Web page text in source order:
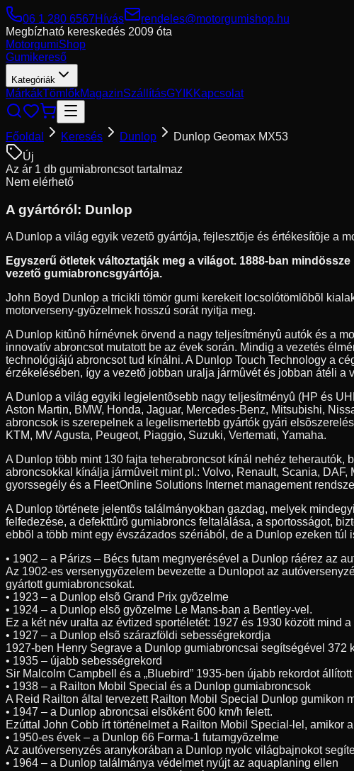
06 1 280 6567Hívás
rendeles@motorgumishop.hu
Megbízható kereskedés 2009 óta
MotorgumiShop
Gumikereső
Kategóriák
MárkákTömlőkMagazinSzállításGYIKKapcsolat
Főoldal Keresés Dunlop
Dunlop Geomax MX53
Új
Az ár 1 db gumiabroncsot tartalmaz
Nem elérhető
A gyártóról: Dunlop
A Dunlop a világ egyik vezetõ gyártója, fejlesztõje és értékesítõje a
Egyszerű ötletek változtatják meg a világot. 1888-ban
vezetõ gumiabroncsgyártója.
John Boyd Dunlop a tricikli tömör gumi kerekeit locsolótömlõbõl
motorverseny-gyõzelmek hosszú sorát nyitja meg.
A Dunlop kitûnõ hírnévnek örvend a nagy teljesítményû autók és a
innovatív abroncsot mutatott be az évek során. Mindig a vezetés
technológiájú abroncsot tud kínálni. A Dunlop Touch Technology a
érzékelésében, így a vezetõ jobban uralja jármûvét és jobban átéli a
A Dunlop a világ egyiki legjelentõsebb nagy teljesítményû (HP és
Aston Martin, BMW, Honda, Jaguar, Mercedes-Benz, Mitsubishi,
abroncsok is szerepelnek a legelismertebb gyártók gyári
KTM, MV Agusta, Peugeot, Piaggio, Suzuki, Vertemati, Yamaha.
A Dunlop több mint 130 fajta teherabroncsot kínál nehéz teherautók,
abroncsokkal kínálja jármûveit mint pl.: Volvo, Renault, Scania,
gyorssegély és a FleetOnline Solutions Internet management
A Dunlop története jelentõs találmányokban gazdag, melyek
felfedezése, a defekttûrõ gumiabroncs feltalálása, a sportosságot,
ebbõl a több mint egy évszázados szériából, de a Dunlop ezeken
• 1902 – a Párizs – Bécs futam megnyerésével a Dunlop ráérez az
Az 1902-es versenygyõzelem bevezette a Dunlopot az
gyártott gumiabroncsokat.
• 1923 – a Dunlop elsõ Grand Prix gyõzelme
• 1924 – a Dunlop elsõ gyõzelme Le Mans-ban a Bentley-vel.
Ez a két név uralta az évtized sportéletét: 1927 és 1930 között mind
• 1927 – a Dunlop elsõ szárazföldi sebességrekordja
1927-ben Henry Segrave a Dunlop gumiabroncsai segítségével 372
• 1935 – újabb sebességrekord
Sir Malcolm Campbell és a „Bluebird” 1935-ben újabb rekordot
• 1938 – a Railton Mobil Special és a Dunlop gumiabroncsok
A Reid Railton által tervezett Railton Mobil Special Dunlop gumikon
• 1947 – a Dunlop abroncsai elsõként 600 km/h felett.
Ezúttal John Cobb írt történelmet a Railton Mobil Special-lel, amikor
• 1950-es évek – a Dunlop 66 Forma-1 futamgyõzelme
Az autóversenyzés aranykorában a Dunlop nyolc világbajnokot
• 1964 – a Dunlop találmánya védelmet nyújt az aquaplaning ellen